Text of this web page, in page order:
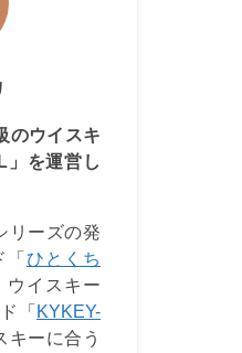
のウイスキ
」を運営し
リーズの発
「ひとくち
ウイスキー
「KYKEY-
キーに合う